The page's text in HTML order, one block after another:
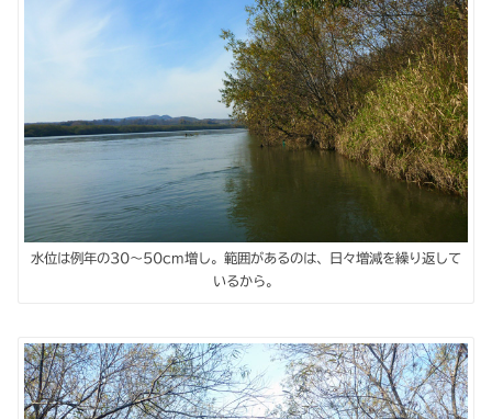
水位は例年の30～50cm増し。範囲があるのは、日々増減を繰り返して
いるから。